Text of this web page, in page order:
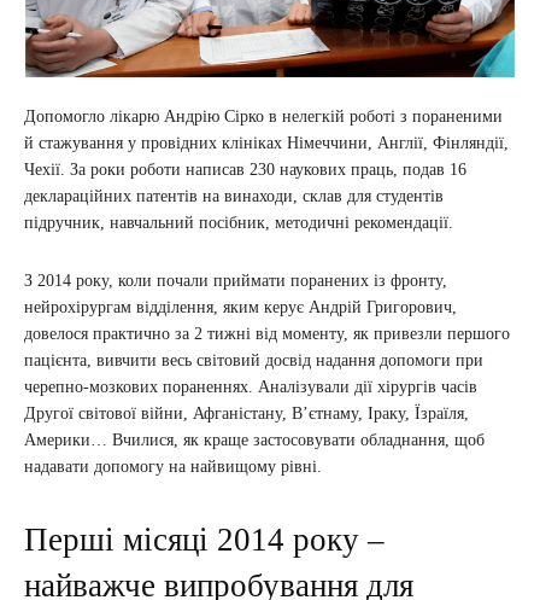
Допомогло лікарю Андрію Сірко в нелегкій роботі з пораненими
й стажування у провідних клініках Німеччини, Англії, Фінляндії,
Чехії. За роки роботи написав 230 наукових праць, подав 16
деклараційних патентів на винаходи, склав для студентів
підручник, навчальний посібник, методичні рекомендації.
З 2014 року, коли почали приймати поранених із фронту,
нейрохірургам відділення, яким керує Андрій Григорович,
довелося практично за 2 тижні від моменту, як привезли першого
пацієнта, вивчити весь світовий досвід надання допомоги при
черепно-мозкових пораненнях. Аналізували дії хірургів часів
Другої світової війни, Афганістану, В’єтнаму, Іраку, Їзраїля,
Америки… Вчилися, як краще застосовувати обладнання, щоб
надавати допомогу на найвищому рівні.
Перші місяці 2014 року –
найважче випробування для